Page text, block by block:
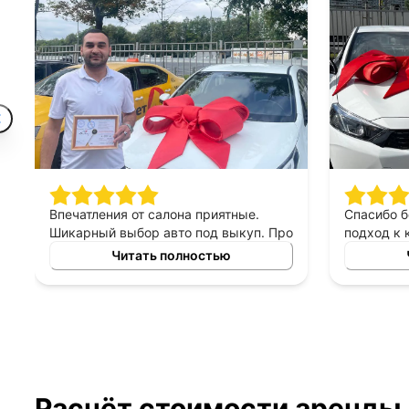
Впечатления от салона приятные.
Шикарный выбор авто под выкуп. Про
персонал могу сказать только
хорошее, приятны в общении,
терпеливые, помогают сделать
Читать полностью
Спасибо
подход к
выборе
выкуп,
который